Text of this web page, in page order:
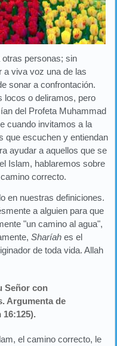
personas; sin
a viva voz una de las
sonar a confrontación.
locos o deliramos, pero
del Profeta Muhammad
cuando invitamos a la
que escuchen y entiendan
ayudar a aquellos que se
Islam, hablaremos sobre
correcto.
en nuestras definiciones.
a alguien para que
"un camino al agua",
Sharíah es el
de toda vida. Allah
Señor con
Argumenta de
el camino correcto, le